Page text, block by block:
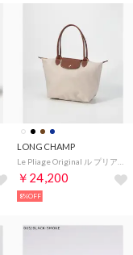
LONGCHAMP
￥24,200
8%OFF